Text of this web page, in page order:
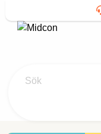
Sök